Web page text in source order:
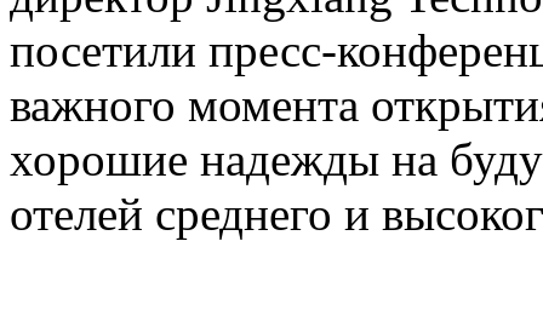
посетили пресс-
важного момента
хорошие надежды на
отелей среднего и